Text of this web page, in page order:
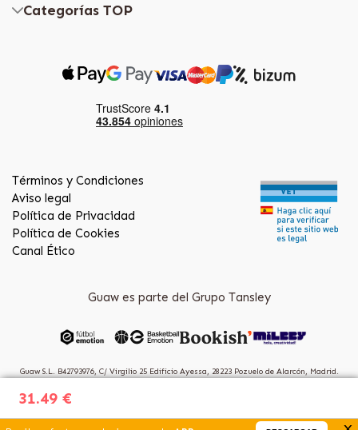
31.49 €
Categorías TOP
Términos y Condiciones
Aviso legal
Política de Privacidad
Política de Cookies
Canal Ético
Guaw es parte del Grupo Tansley
Guaw S.L. B42793976, C/ Virgilio 25 Edificio Ayessa, 28223 Pozuelo de Alarcón, Madrid.